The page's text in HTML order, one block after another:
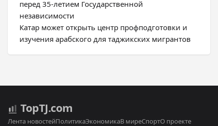
перед 35-летием Государственной
независимости
Катар может открыть центр профподготовки и
изучения арабского для таджикских мигрантов
TopTJ.com
Лента новостейПолитикаЭкономикаВ миреСпортО проекте